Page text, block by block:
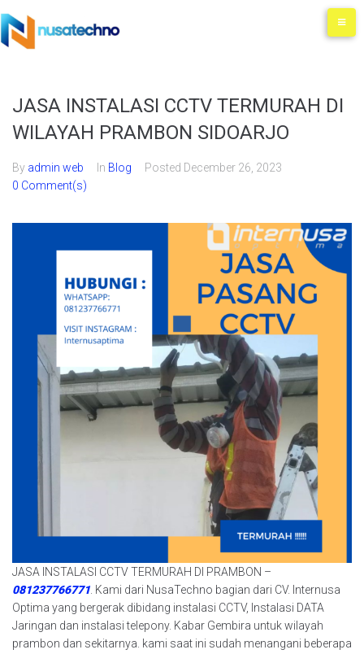
JASA INSTALASI CCTV TERMURAH DI
WILAYAH PRAMBON SIDOARJO
By admin web In Blog Posted December 26, 2023
0 Comment(s)
JASA INSTALASI CCTV TERMURAH DI PRAMBON –
081237766771 . Kami dari NusaTechno bagian dari CV. Internusa
Optima yang bergerak dibidang instalasi CCTV, Instalasi DATA
Jaringan dan instalasi telepony. Kabar Gembira untuk wilayah
prambon dan sekitarnya. kami saat ini sudah menangani beberapa